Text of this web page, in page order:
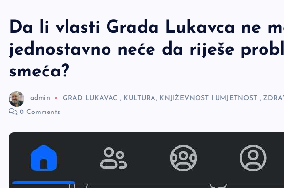
Da li vlasti Grada Lukavca ne
jednostavno neće da riješe
smeća?
admin GRAD LUKAVAC , KULTURA, KNJIŽEVNOST I UMJETNOST ,
0 Comments